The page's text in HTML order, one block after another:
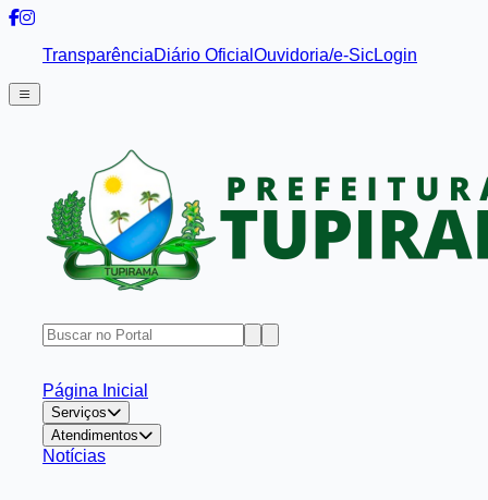
TransparênciaDiário Oficial Ouvidoria/e-SicLogin
Página Inicial
Serviços
Atendimentos
Notícias